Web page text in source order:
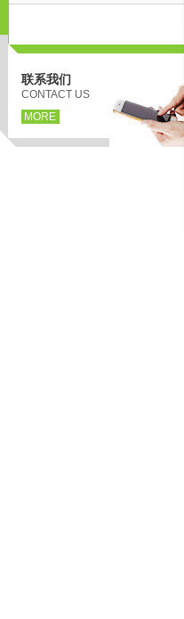
联系我们
CONTACT US
MORE